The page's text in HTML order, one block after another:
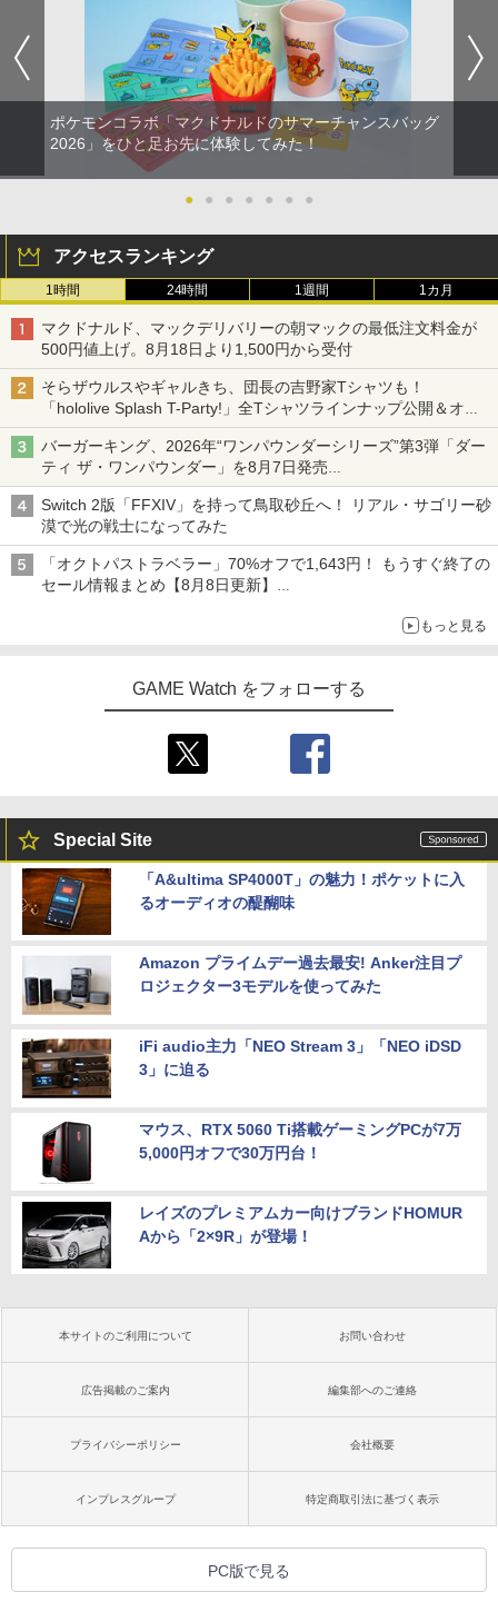
ポケモンコラボ「マクドナルドのサマーチャンスバッグ
2026」をひと足お先に体験してみた！
● ● ● ● ● ● ●
アクセスランキング
1時間 24時間 1週間 1カ月
マクドナルド、マックデリバリーの朝マックの最低注文料金が
500円値上げ。8月18日より1,500円から受付
そらザウルスやギャルきち、団長の吉野家Tシャツも！
「hololive Splash T-Party!」全Tシャツラインナップ公開＆オン
ライン販売開始
バーガーキング、2026年“ワンパウンダーシリーズ”第3弾「ダー
ティ ザ・ワンパウンダー」を8月7日発売
「特製ガーリックマヨソース」を使用した超大型チーズバーガー
Switch 2版「FFXIV」を持って鳥取砂丘へ！ リアル・サゴリー砂
漠で光の戦士になってみた
「オクトパストラベラー」70%オフで1,643円！ もうすぐ終了の
セール情報まとめ【8月8日更新】
もっと見る
GAME Watch をフォローする
Special Site
「A&ultima SP4000T」の魅力！ポケットに入
るオーディオの醍醐味
Amazon プライムデー過去最安! Anker注目プ
ロジェクター3モデルを使ってみた
iFi audio主力「NEO Stream 3」「NEO iDSD
3」に迫る
マウス、RTX 5060 Ti搭載ゲーミングPCが7万
5,000円オフで30万円台！
レイズのプレミアムカー向けブランドHOMUR
Aから「2×9R」が登場！
本サイトのご利用について お問い合わせ
広告掲載のご案内 編集部へのご連絡
プライバシーポリシー 会社概要
インプレスグループ 特定商取引法に基づく表示
PC版で見る